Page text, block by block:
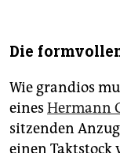
Die
Wie grandios
eines Hermann
sitzenden
einen Taktstock